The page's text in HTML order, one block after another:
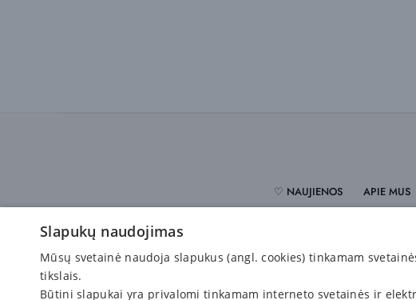
♡ NAUJIENOS APIE MUS
Pirkėjams
Slapukų naudojimas
Mūsų svetainė naudoja slapukus (angl. cookies) tinkamam
tikslais.
Būtini slapukai yra privalomi tinkamam interneto svetainės ir